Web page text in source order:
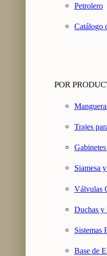
Petrolero
Catálogo
POR
Trajes
Siamesa
Válvulas
Duchas y
Sistemas
Base de